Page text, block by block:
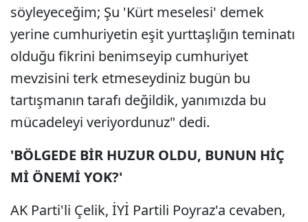
söyleyeceğim; Şu 'Kürt meselesi' demek
yerine cumhuriyetin eşit yurttaşlığın teminatı
olduğu fikrini benimseyip cumhuriyet
mevzisini terk etmeseydiniz bugün bu
tartışmanın tarafı değildik, yanımızda bu
mücadeleyi veriyordunuz" dedi.
'BÖLGEDE BİR HUZUR OLDU, BUNUN HİÇ
Mİ ÖNEMİ YOK?'
AK Parti'li Çelik, İYİ Partili Poyraz'a cevaben,